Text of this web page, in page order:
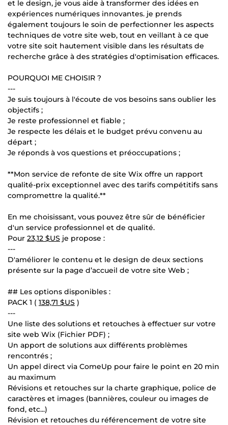
et le design, je vous aide à transformer des idées en
expériences numériques innovantes. je prends
également toujours le soin de perfectionner les aspects
techniques de votre site web, tout en veillant à ce que
votre site soit hautement visible dans les résultats de
recherche grâce à des stratégies d'optimisation efficaces.
POURQUOI ME CHOISIR ?
---
Je suis toujours à l'écoute de vos besoins sans oublier les
objectifs ;
Je reste professionnel et fiable ;
Je respecte les délais et le budget prévu convenu au
départ ;
Je réponds à vos questions et préoccupations ;
**Mon service de refonte de site Wix offre un rapport
qualité-prix exceptionnel avec des tarifs compétitifs sans
compromettre la qualité.**
En me choisissant, vous pouvez être sûr de bénéficier
d'un service professionnel et de qualité.
Pour 23,12 $US je propose :
---
D'améliorer le contenu et le design de deux sections
présente sur la page d’accueil de votre site Web ;
## Les options disponibles :
PACK 1 ( 138,71 $US )
---
Une liste des solutions et retouches à effectuer sur votre
site web Wix (Fichier PDF) ;
Un apport de solutions aux différents problèmes
rencontrés ;
Un appel direct via ComeUp pour faire le point en 20 min
au maximum
Révisions et retouches sur la charte graphique, police de
caractères et images (bannières, couleur ou images de
fond, etc...)
Révision et retouches du référencement de votre site